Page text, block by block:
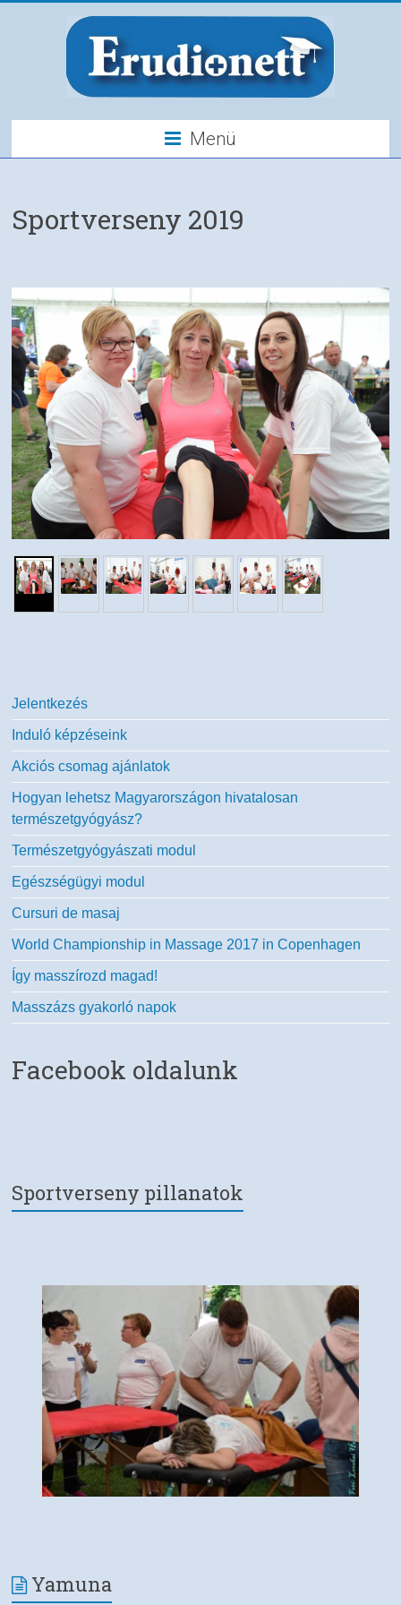
Menü
Sportverseny 2019
Jelentkezés
Induló képzéseink
Akciós csomag ajánlatok
Hogyan lehetsz Magyarországon hivatalosan
természetgyógyász?
Természetgyógyászati modul
Egészségügyi modul
Cursuri de masaj
World Championship in Massage 2017 in Copenhagen
Így masszírozd magad!
Masszázs gyakorló napok
Facebook oldalunk
Sportverseny pillanatok
Yamuna